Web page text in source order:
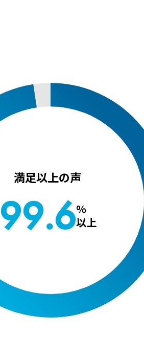
満足以上の声
99.6%
以上